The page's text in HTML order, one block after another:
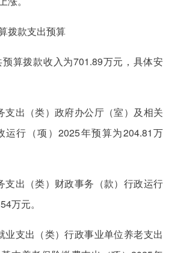
拨款支出预算
算拨款收入为701.89万元，具体安
支出（类）政府办公厅（室）及相关
运行（项）2025年预算为204.81万
支出（类）财政事务（款）行政运行
万元。
业支出（类）行政事业单位养老支出